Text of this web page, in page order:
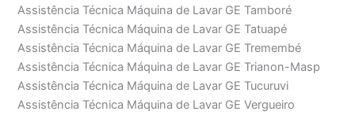
Assistência Técnica Máquina de Lavar GE Tamboré
Assistência Técnica Máquina de Lavar GE Tatuapé
Assistência Técnica Máquina de Lavar GE Tremembé
Assistência Técnica Máquina de Lavar GE Trianon-Masp
Assistência Técnica Máquina de Lavar GE Tucuruvi
Assistência Técnica Máquina de Lavar GE Vergueiro